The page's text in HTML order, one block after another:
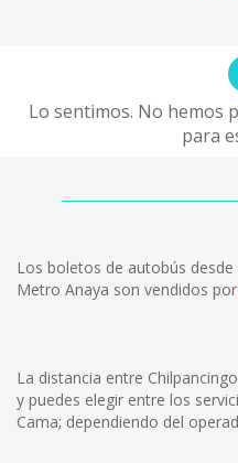
Lo sentimos. No hemos
para
Los boletos de autobús
Metro Anaya son vendidos por
La distancia entre
y puedes elegir entre los
Cama; dependiendo del